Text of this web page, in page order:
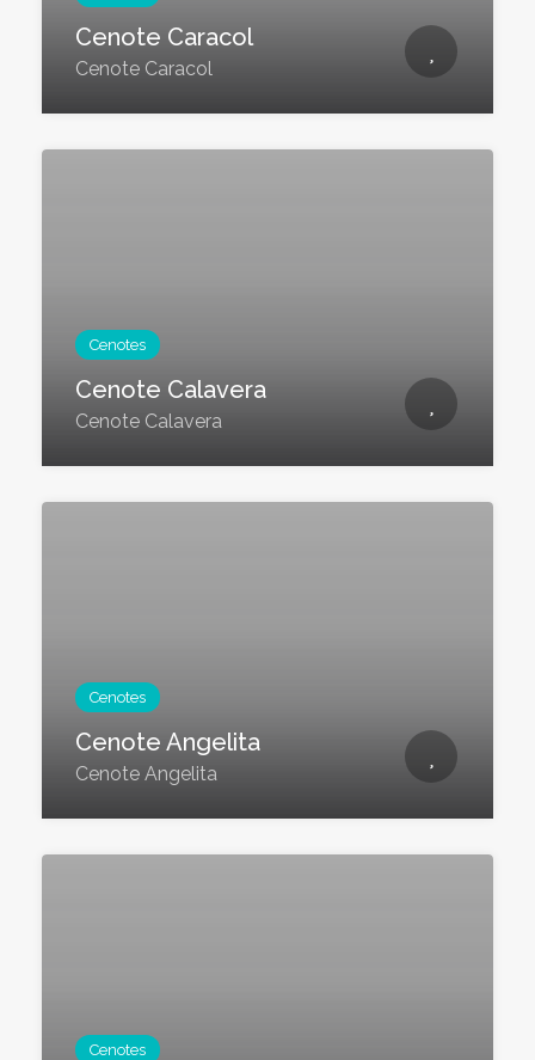
Cenote Caracol
Cenote Caracol
Cenotes
Cenote Calavera
Cenote Calavera
Cenotes
Cenote Angelita
Cenote Angelita
Cenotes